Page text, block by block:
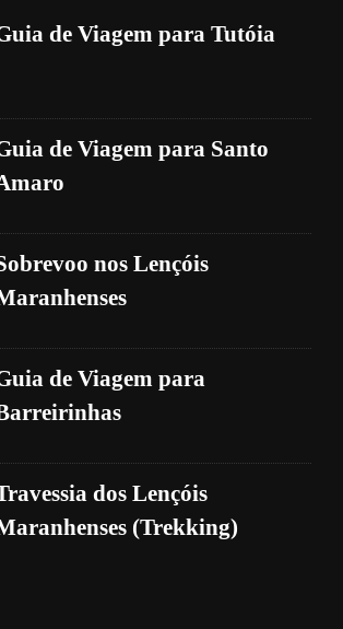
de Viagem para Tutóia
de Viagem para Santo
nos Lençóis
de Viagem para
dos Lençóis
(Trekking)